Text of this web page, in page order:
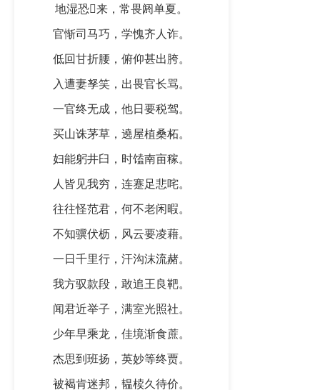
地湿恐𫛳来，常畏阏单夏。
官惭司马巧，学愧齐人诈。
低回甘折腰，俯仰甚出胯。
入遭妻孥笑，出畏官长骂。
一官终无成，他日要税驾。
买山诛茅草，遶屋植桑柘。
妇能躬井臼，时馌南亩稼。
人皆见我穷，连蹇足悲咤。
往往怪范君，何不老闲暇。
不知骥伏枥，风云要凌藉。
一日千里行，汗沟沫流赭。
我方驭款段，敢追王良靶。
闻君近举子，满室光照社。
少年早乘龙，佳境渐食蔗。
杰思到班扬，英妙等终贾。
被褐肯迷邦，韫椟久待价。